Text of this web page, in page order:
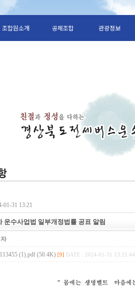
조합원소개 공제조합 관광정보
01-31 13:21
운수사업법 일부개정법률 공표 알림
(1).pdf (50.4K) [9] DATE : 2024-01-31 13:21:44